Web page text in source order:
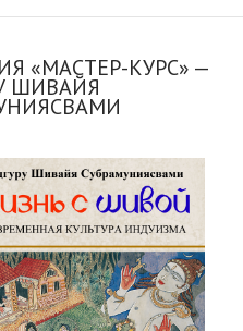
«МАСТЕР-КУРС» —
ШИВАЙЯ